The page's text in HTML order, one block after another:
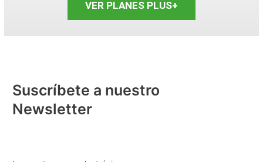
VER PLANES PLUS+
Suscríbete a nuestro
Newsletter